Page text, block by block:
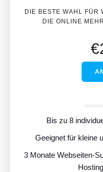
DIE BESTE WAHL FÜR
DIE ONLINE
€
Bis zu 8
Geeignet für kleine
3 Monate Webseiten-